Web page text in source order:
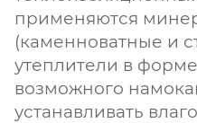
применяются
(каменноватные и
утеплители в
возможного
устанавливать